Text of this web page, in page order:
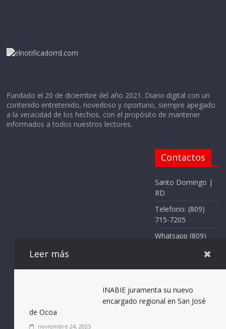
Fundado el 20 de diciembre del año 2021. Diario digital con un
contenido entretenido, novedoso y oportuno, siempre apegado
a la veracidad de los hechos, con el propósito de mantener
informados a todos nuestros lectores.
Contactos
Santo Domingo |
RD
Telefono: (809)
715-7205
Whatsapp (809)
Leer más
INABIE juramenta su nuevo
encargado regional en San José
de Ocoa
noviembre 24, 2025